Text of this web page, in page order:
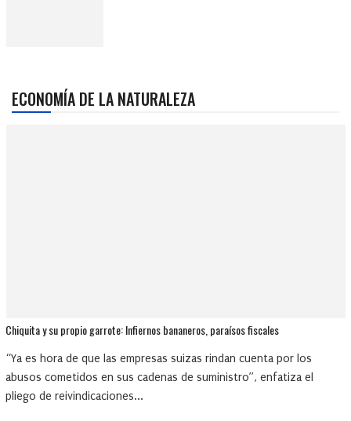
ECONOMÍA DE LA NATURALEZA
Chiquita y su propio garrote: Infiernos bananeros, paraísos fiscales
“Ya es hora de que las empresas suizas rindan cuenta por los
abusos cometidos en sus cadenas de suministro”, enfatiza el
pliego de reivindicaciones...